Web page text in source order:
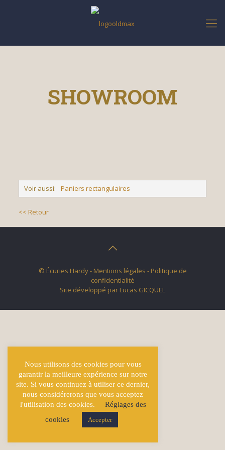
SHOWROOM
Voir aussi: Paniers rectangulaires
<< Retour
© Écuries Hardy - Mentions légales - Politique de
confidentialité
Site développé par Lucas GICQUEL
Nous utilisons des cookies pour vous
garantir la meilleure expérience sur notre
site. Si vous continuez à utiliser ce dernier,
nous considérerons que vous acceptez
l'utilisation des cookies.
Réglages des
cookies
Accepter